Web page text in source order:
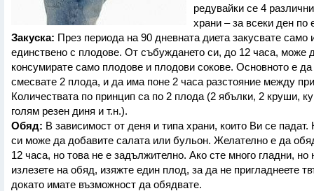
редувайки се 4
храни – за всеки ден по
Закуска: През периода на 90 дневната диета закусвате само
единствено с плодове. От събуждането си, до 12 часа, може
консумирате само плодове и плодови сокове. Основното е да
смесвате 2 плода, и да има поне 2 часа разстояние между
Количествата по принцип са по 2 плода (2 ябълки, 2 круши,
голям резен диня и т.н.).
Обяд: В зависимост от деня и типа храни, които Ви се
си може да добавите салата или бульон. Желателно е да
12 часа, но това не е задължително. Ако сте много гладни,
излезете на обяд, изяжте един плод, за да не пригладнеете
докато имате възможност да обядвате.